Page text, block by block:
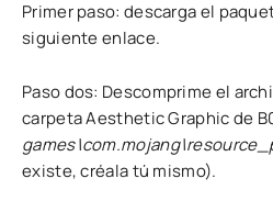
Primer paso: descarga el
siguiente enlace.
Paso dos: Descomprime el
carpeta Aesthetic Graphic de
existe, créala tú mismo).